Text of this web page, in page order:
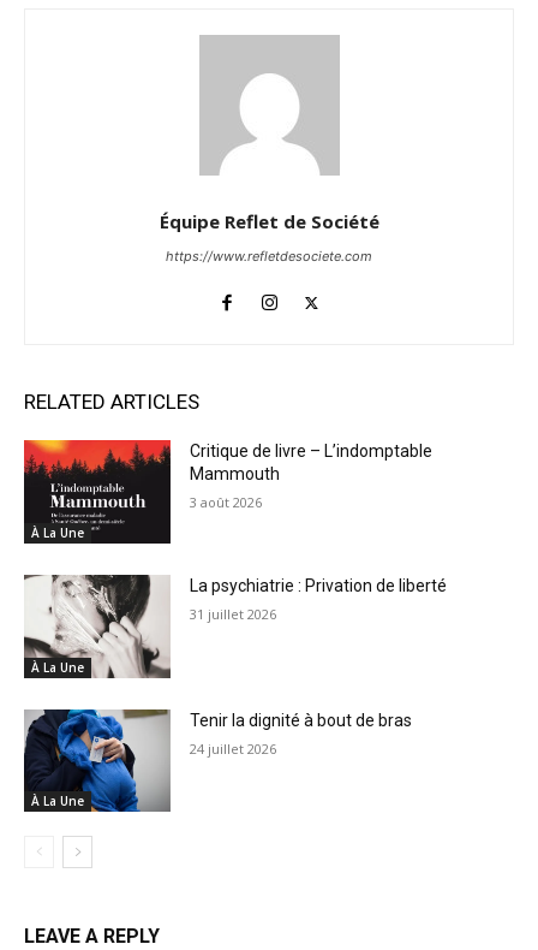
Équipe Reflet de Société
https://www.refletdesociete.com
RELATED ARTICLES
À La Une
Critique de livre – L’indomptable
Mammouth
3 août 2026
À La Une
La psychiatrie : Privation de liberté
31 juillet 2026
À La Une
Tenir la dignité à bout de bras
24 juillet 2026
LEAVE A REPLY